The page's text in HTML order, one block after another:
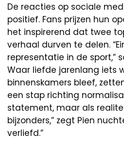
De reacties op sociale
positief. Fans prijzen hun
het inspirerend dat twee
verhaal durven te delen.
representatie in de sport,”
Waar liefde jarenlang iets
binnenskamers bleef,
een stap richting
statement, maar als
bijzonders,” zegt Pien
verliefd.”